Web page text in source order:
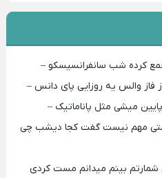
کرده شب سانفرانسیسکو –
فاز والس یه روزایی پای دانس –
میشی مثل پاناماتیک –
مهم نیست گفت کجا دیشب چی
بینم میدانم مست کردی